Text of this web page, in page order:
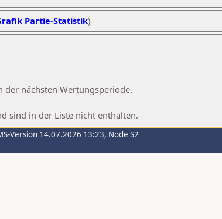
Partie-Statistik)
der nächsten Wertungsperiode.
sind in der Liste nicht enthalten.
Version 14.07.2026 13:23, Node S2